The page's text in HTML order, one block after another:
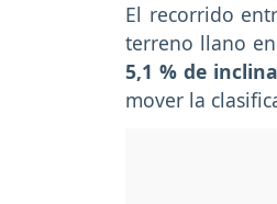
El recorrido
terreno llano
5,1 % de
mover la